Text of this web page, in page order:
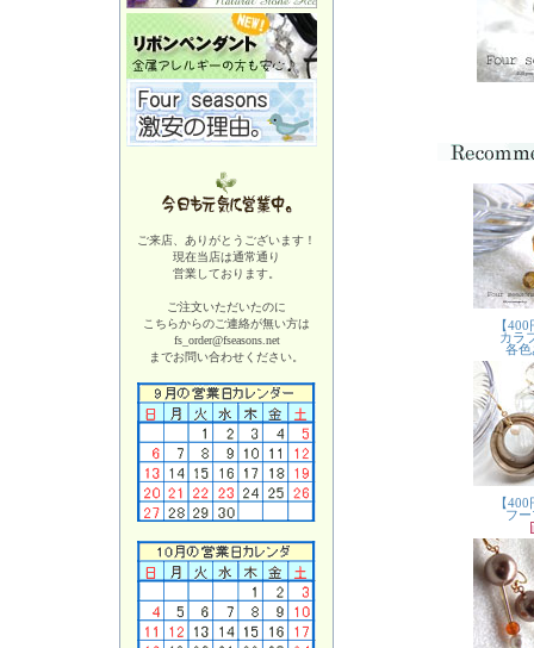
ご来店、ありがとうございます！
現在当店は通常通り
営業しております。
ご注文いただいたのに
こちらからのご連絡が無い方は
fs_order@fseasons.net
までお問い合わせください。